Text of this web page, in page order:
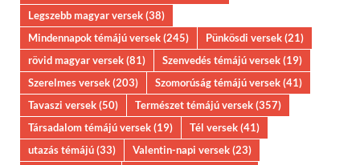
Legszebb magyar versek(38)
Mindennapok témájú versek(245) Pünkösdi versek(21)
rövid magyar versek(81) Szenvedés témájú versek(19)
Szerelmes versek(203) Szomorúság témájú versek(41)
Tavaszi versek(50) Természet témájú versek(357)
Társadalom témájú versek(19) Tél versek(41)
utazás témájú(33) Valentin-napi versek(23)